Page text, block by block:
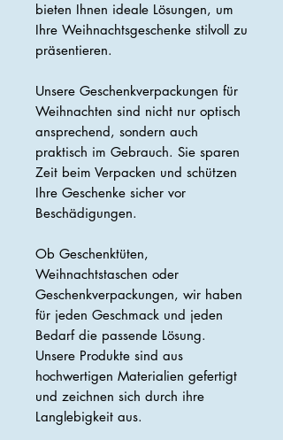
bieten Ihnen ideale Lösungen, um
Ihre Weihnachtsgeschenke stilvoll zu
präsentieren.
Unsere Geschenkverpackungen für
Weihnachten sind nicht nur optisch
ansprechend, sondern auch
praktisch im Gebrauch. Sie sparen
Zeit beim Verpacken und schützen
Ihre Geschenke sicher vor
Beschädigungen.
Ob Geschenktüten,
Weihnachtstaschen oder
Geschenkverpackungen, wir haben
für jeden Geschmack und jeden
Bedarf die passende Lösung.
Unsere Produkte sind aus
hochwertigen Materialien gefertigt
und zeichnen sich durch ihre
Langlebigkeit aus.